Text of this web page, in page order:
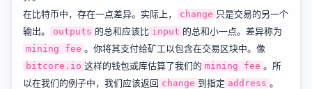
在比特币中，存在一点差异。实际上，
change 只是交易的另一个
输出。
outputs 的总和应该比 input 的总和小一点。差异称为
mining fee 。你将其支付给矿工以包含在交易区块中。像
bitcore.io 这样的钱包或库估算了我们的 mining fee 。所
以在我们的例子中，我们应该返回 change 到指定 address 。